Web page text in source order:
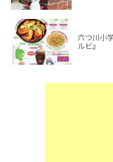
六つ川小
ルビ』